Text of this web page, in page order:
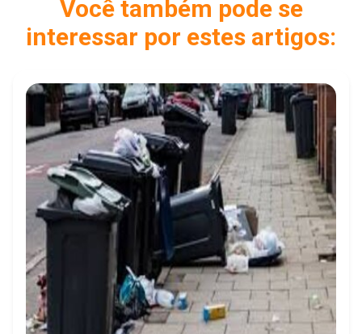
Você também pode se
interessar por estes artigos: